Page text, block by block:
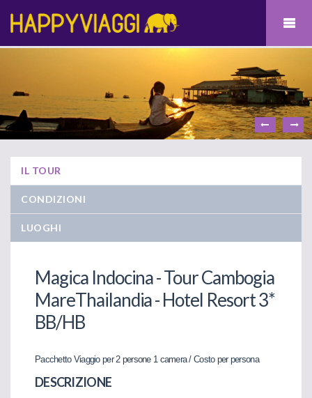
IL TOUR
CONDIZIONI
LUOGHI
Magica Indocina - Tour Cambogia
MareThailandia - Hotel Resort 3*
BB/HB
Pacchetto Viaggio per 2 persone 1 camera / Costo per persona
DESCRIZIONE